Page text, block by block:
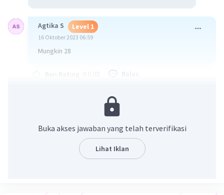
Agtika S Level 1
16 Oktober 2023 06:59
Mungkin 28
Balas
16 Oktober 2023 10:00
cara gimana kak?
Buka akses jawaban yang telah terverifikasi
Lihat Iklan